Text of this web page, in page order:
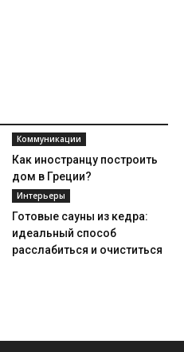
Коммуникации
Как иностранцу построить
дом в Греции?
Интерьеры
Готовые сауны из кедра:
идеальный способ
расслабиться и очиститься